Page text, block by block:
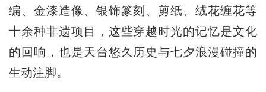
编、金漆造像、银饰篆刻、剪纸、绒花缠花等
十余种非遗项目，这些穿越时光的记忆是文化
的回响，也是天台悠久历史与七夕浪漫碰撞的
生动注脚。